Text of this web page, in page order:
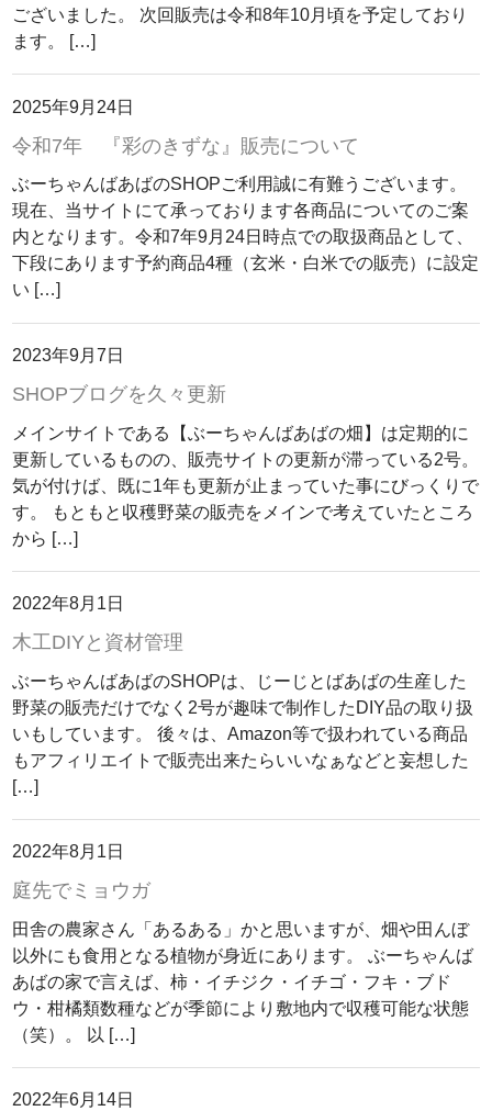
ございました。 次回販売は令和8年10月頃を予定しており
ます。 […]
2025年9月24日
令和7年 『彩のきずな』販売について
ぶーちゃんばあばのSHOPご利用誠に有難うございます。
現在、当サイトにて承っております各商品についてのご案
内となります。令和7年9月24日時点での取扱商品として、
下段にあります予約商品4種（玄米・白米での販売）に設定
い […]
2023年9月7日
SHOPブログを久々更新
メインサイトである【ぶーちゃんばあばの畑】は定期的に
更新しているものの、販売サイトの更新が滞っている2号。
気が付けば、既に1年も更新が止まっていた事にびっくりで
す。 もともと収穫野菜の販売をメインで考えていたところ
から […]
2022年8月1日
木工DIYと資材管理
ぶーちゃんばあばのSHOPは、じーじとばあばの生産した
野菜の販売だけでなく2号が趣味で制作したDIY品の取り扱
いもしています。 後々は、Amazon等で扱われている商品
もアフィリエイトで販売出来たらいいなぁなどと妄想した
[…]
2022年8月1日
庭先でミョウガ
田舎の農家さん「あるある」かと思いますが、畑や田んぼ
以外にも食用となる植物が身近にあります。 ぶーちゃんば
あばの家で言えば、柿・イチジク・イチゴ・フキ・ブド
ウ・柑橘類数種などが季節により敷地内で収穫可能な状態
（笑）。 以 […]
2022年6月14日